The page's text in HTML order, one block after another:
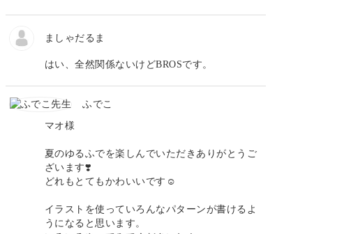
ましゃだるま
はい、全然関係ないけどBROSです。
ふでこ
マオ様
夏のゆるふでを楽しんでいただきありがとうご
ざいます❣️
どれもとてもかわいいです☺️
イラストを使っていろんなパターンが書けるよ
うになると思います。